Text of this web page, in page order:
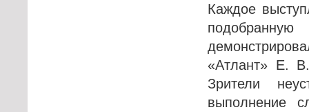
Каждое
«Атлант» Е.
Зрители
выполнение